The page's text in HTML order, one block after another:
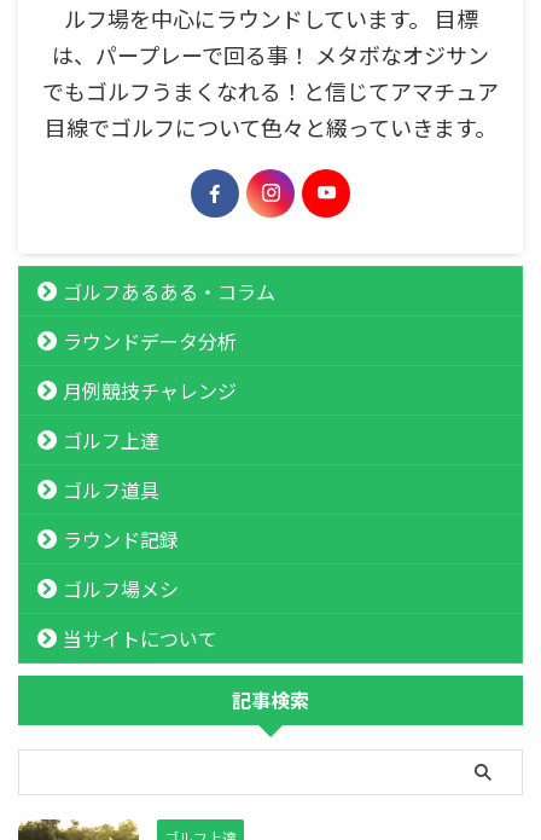
ルフ場を中心にラウンドしています。 目標
は、パープレーで回る事！ メタボなオジサン
でもゴルフうまくなれる！と信じてアマチュア
目線でゴルフについて色々と綴っていきます。
ゴルフあるある・コラム
ラウンドデータ分析
月例競技チャレンジ
ゴルフ上達
ゴルフ道具
ラウンド記録
ゴルフ場メシ
当サイトについて
記事検索